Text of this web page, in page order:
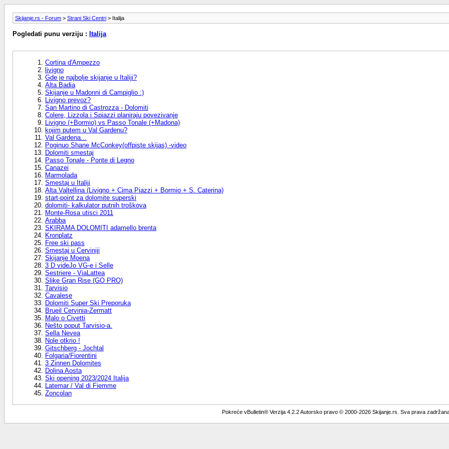
Skijanje.rs - Forum > Strani Ski Centri > Italija
Pogledati punu verziju : Italija
Cortina d'Ampezzo
livigno
Gde je najbolje skijanje u Italiji?
Alta Badia
Skijanje u Madonni di Campiglio :)
Livigno prevoz?
San Martino di Castrozza - Dolomiti
Colere, Lizzola i Spiazzi planiraju povezivanje
Livigno (+Bormio) vs Passo Tonale (+Madona)
kojim putem u Val Gardenu?
Val Gardena...
Poginuo Shane McConkey(offpiste skijas) -video
Dolomiti smestaj
Passo Tonale - Ponte di Legno
Canazei
Marmolada
Smestaj u Italiji
Alta Valtellina (Livigno + Cima Piazzi + Bormio + S. Caterina)
start-point za dolomite superski
dolomiti- kalkulator putnih troškova
Monte-Rosa utisci 2011
Arabba
SKIRAMA DOLOMITI adamello brenta
Kronplatz
Free ski pass
Smestaj u Cerviniji
Skijanje Moena
3 D videJo VG-e i Selle
Sestriere - ViaLattea
Slike Gran Rise (GO PRO)
Tarvisio
Cavalese
Dolomiti Super Ski Preporuka
Brueil Cervinia-Zermatt
Malo o Civetti
Nešto poput Tarvisio-a.
Sella Nevea
Nole otkrio !
Gitschberg - Jochtal
Folgaria/​Fiorentini
3 Zinnen Dolomites
Dolina Aosta
Ski opening 2023/2024 Italija
Latemar / Val di Fiemme
Zoncolan
Pokreće vBulletin® Verzija 4.2.2 Autorsko pravo © 2000-2026 Skijanje.rs. Sva prava